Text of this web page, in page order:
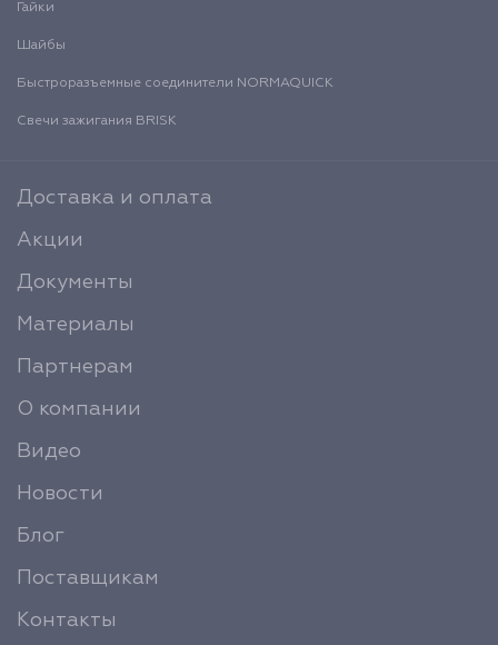
Гайки
Шайбы
Быстроразъемные соединители NORMAQUICK
Свечи зажигания BRISK
Доставка и оплата
Акции
Документы
Материалы
Партнерам
О компании
Видео
Новости
Блог
Поставщикам
Контакты